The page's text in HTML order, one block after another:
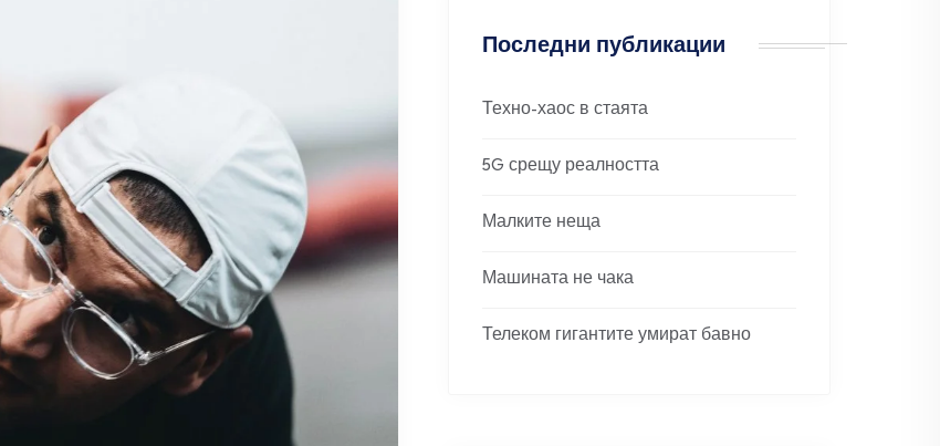
Последни публикации
Техно-хаос в стаята
5G срещу реалността
Малките неща
Машината не чака
Телеком гигантите умират бавно